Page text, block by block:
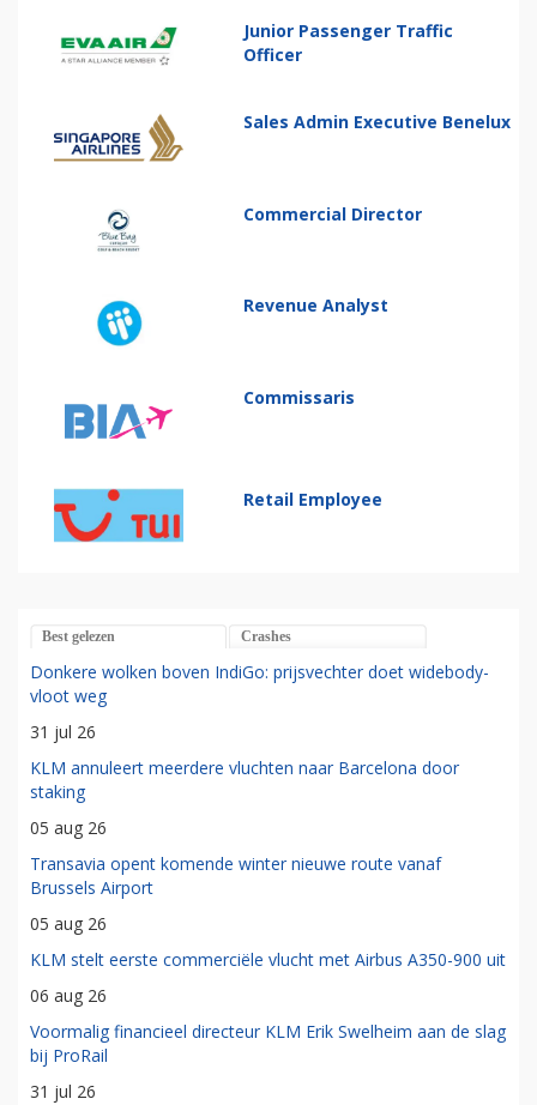
Junior Passenger Traffic
Officer
Sales Admin Executive Benelux
Commercial Director
Revenue Analyst
Commissaris
Retail Employee
Best gelezen Crashes
Donkere wolken boven IndiGo: prijsvechter doet widebody-
vloot weg
31 jul 26
KLM annuleert meerdere vluchten naar Barcelona door
staking
05 aug 26
Transavia opent komende winter nieuwe route vanaf
Brussels Airport
05 aug 26
KLM stelt eerste commerciële vlucht met Airbus A350-900 uit
06 aug 26
Voormalig financieel directeur KLM Erik Swelheim aan de slag
bij ProRail
31 jul 26